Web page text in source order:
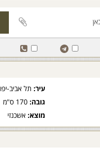
עיר:תל אביב-יפו
גובה:170 ס"מ
מוצא:אשכנזי